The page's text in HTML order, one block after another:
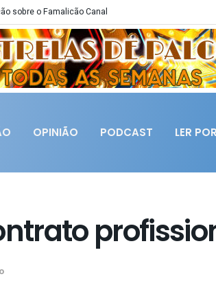
sobre o Famalicão Canal
OPINIÃO PODCAST LER